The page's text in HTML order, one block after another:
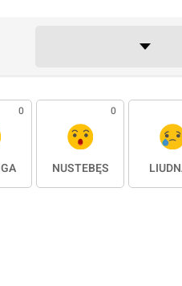
0 0
NUSTEBĘS